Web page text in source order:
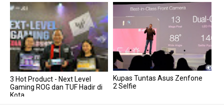
3 Hot Product - Next Level
Gaming ROG dan TUF Hadir di
Kota...
Kupas Tuntas Asus Zenfone
2 Selfie